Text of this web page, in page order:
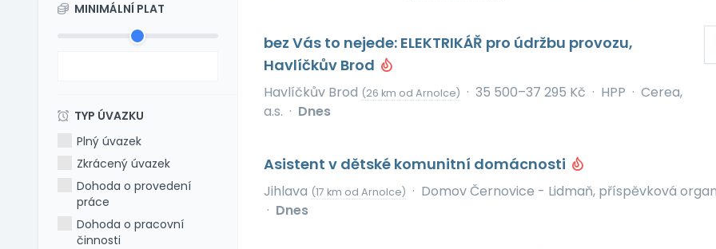
MINIMÁLNÍ PLAT
TYP ÚVAZKU
Plný úvazek
Zkrácený úvazek
Dohoda o provedení
práce
Dohoda o pracovní
činnosti
bez Vás to nejede: ELEKTRIKÁŘ pro údržbu provozu,
Havlíčkův Brod
Havlíčkův Brod (26 km od Arnolce) · 35 500–37 295 Kč · HPP · Cerea,
a.s. · Dnes
Asistent v dětské komunitní domácnosti
Jihlava (17 km od Arnolce) · Domov Černovice - Lidmaň, příspěvková
· Dnes